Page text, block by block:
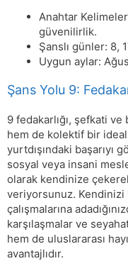
Anahtar
güvenilirlik.
Şanslı günler: 8,
Uygun aylar:
Şans Yolu 9:
9 fedakarlığı, şefkati ve
hem de kolektif bir
yurtdışındaki başarıyı
sosyal veya insani
olarak kendinize
veriyorsunuz. Kendinizi
çalışmalarına
karşılaşmalar ve
hem de uluslararası
avantajlıdır.